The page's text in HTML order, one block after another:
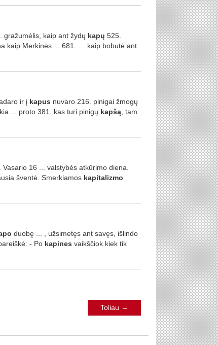
gražumėlis, kaip ant žydų kapų 525.
kaip Merkinės ... 681. … kaip bobutė ant
ir į kapus nuvaro 216. pinigai žmogų
... proto 381. kas turi pinigų kapšą, tam
16 ... valstybės atkūrimo diena.
šventė. Smerkiamos kapitalizmo
duobę ... , užsimetęs ant savęs, išlindo
- Po kapines vaikščiok kiek tik
Toliau →